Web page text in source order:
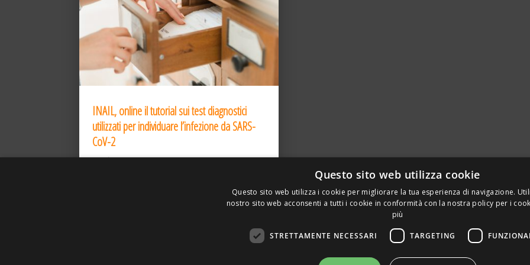
INAIL, online il tutorial sui test diagnostici
utilizzati per individuare l’infezione da SARS-
CoV-2
31 Dic 2020
Questo sito web utilizza cookie
Questo sito web utilizza i cookie per migliorare la tua esperienza di navigazione.
nostro sito web acconsenti a tutti i cookie in conformità con la nostra policy per i
più
STRETTAMENTE NECESSARI TARGETING